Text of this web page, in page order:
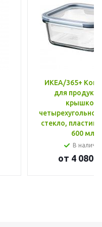
ИКЕА/365+
для
крышкой,
стекло, пластик
600 мл
В
от 4 080 ₸